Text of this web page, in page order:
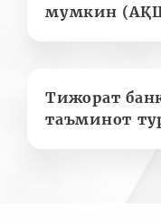
мумкин
Тижорат
таъминот